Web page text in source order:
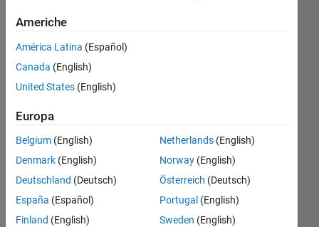
andrea
29 Feb
2016
3
13 Mar
2016
26
Visualizzazioni
(30 giorni)
Americhe
América Latina (Español)
Canada (English)
United States (English)
Europa
Belgium (English)
Denmark (English)
Deutschland (Deutsch)
España (Español)
Finland (English)
Netherlands(English)
Norway(English)
Österreich (Deutsch)
Portugal (English)
Sweden (English)